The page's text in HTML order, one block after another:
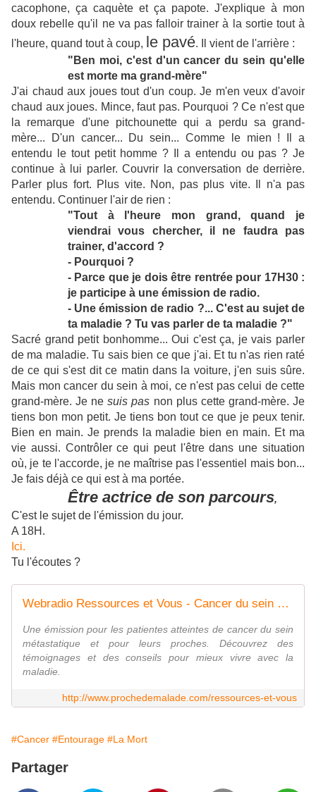
cacophone, ça caquète et ça papote. J'explique à mon
doux rebelle qu'il ne va pas falloir trainer à la sortie tout à
l'heure, quand tout à coup, le pavé. Il vient de l'arrière :
"Ben moi, c'est d'un cancer du sein qu'elle
est morte ma grand-mère"
J'ai chaud aux joues tout d'un coup. Je m'en veux d'avoir
chaud aux joues. Mince, faut pas. Pourquoi ? Ce n'est que
la remarque d'une pitchounette qui a perdu sa grand-
mère... D'un cancer... Du sein... Comme le mien ! Il a
entendu le tout petit homme ? Il a entendu ou pas ? Je
continue à lui parler. Couvrir la conversation de derrière.
Parler plus fort. Plus vite. Non, pas plus vite. Il n'a pas
entendu. Continuer l'air de rien :
"Tout à l'heure mon grand, quand je
viendrai vous chercher, il ne faudra pas
trainer, d'accord ?
- Pourquoi ?
- Parce que je dois être rentrée pour 17H30 :
je participe à une émission de radio.
- Une émission de radio ?... C'est au sujet de
ta maladie ? Tu vas parler de ta maladie ?"
Sacré grand petit bonhomme... Oui c'est ça, je vais parler
de ma maladie. Tu sais bien ce que j'ai. Et tu n'as rien raté
de ce qui s'est dit ce matin dans la voiture, j'en suis sûre.
Mais mon cancer du sein à moi, ce n'est pas celui de cette
grand-mère. Je nesuis pas non plus cette grand-mère. Je
tiens bon mon petit. Je tiens bon tout ce que je peux tenir.
Bien en main. Je prends la maladie bien en main. Et ma
vie aussi. Contrôler ce qui peut l'être dans une situation
où, je te l'accorde, je ne maîtrise pas l'essentiel mais bon...
Je fais déjà ce qui est à ma portée.
Être actrice de son parcours,
C'est le sujet de l'émission du jour.
A 18H.
Ici.
Tu l'écoutes ?
Webradio Ressources et Vous - Cancer du sein métastatique
Une émission pour les patientes atteintes de cancer du sein
métastatique et pour leurs proches. Découvrez des
témoignages et des conseils pour mieux vivre avec la
maladie.
http://www.prochedemalade.com/ressources-et-vous
#Cancer #Entourage #La Mort
Partager